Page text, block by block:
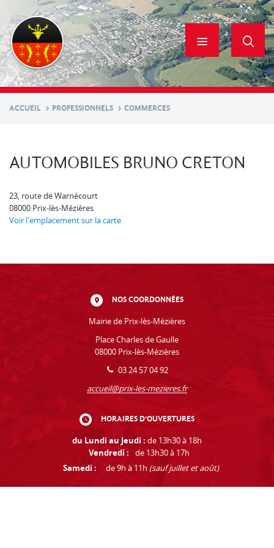
contenu
principal
ACCUEIL PROFESSIONNELS COMMERCES
AUTOMOBILES BRUNO CRETON
23, route de Warnécourt
08000 Prix-lès-Mézières
Voir l'emplacement sur la carte
NOS COORDONNÉES
Mairie de Prix-lès-Mézières
Place Charles de Gaulle
08000 Prix-lès-Mézières
03 24 57 04 92
accueil@prix-les-mezieres.fr
HORAIRES D'OUVERTURES
du Lundi au Jeudi : de 13h30 à 18h
Vendredi :
de 13h30 à 17h
Samedi :
de 9h à 11h (sauf juillet et août)